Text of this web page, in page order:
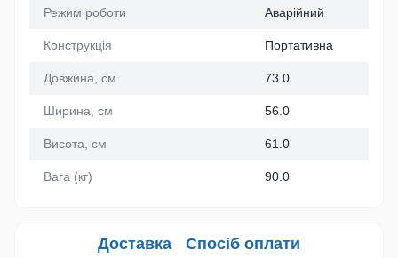
Режим роботи Аварійний
Конструкція Портативна
Довжина, см 73.0
Ширина, см 56.0
Висота, см 61.0
Вага (кг) 90.0
Доставка Спосіб оплати